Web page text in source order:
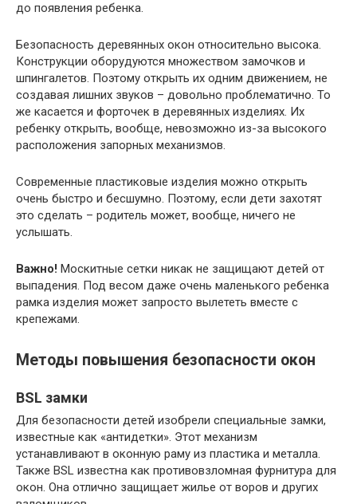
до появления ребенка.
Безопасность деревянных окон относительно высока.
Конструкции оборудуются множеством замочков и
шпингалетов. Поэтому открыть их одним движением, не
создавая лишних звуков – довольно проблематично. То
же касается и форточек в деревянных изделиях. Их
ребенку открыть, вообще, невозможно из-за высокого
расположения запорных механизмов.
Современные пластиковые изделия можно открыть
очень быстро и бесшумно. Поэтому, если дети захотят
это сделать – родитель может, вообще, ничего не
услышать.
Важно! Москитные сетки никак не защищают детей от
выпадения. Под весом даже очень маленького ребенка
рамка изделия может запросто вылететь вместе с
крепежами.
Методы повышения безопасности окон
BSL замки
Для безопасности детей изобрели специальные замки,
известные как «антидетки». Этот механизм
устанавливают в оконную раму из пластика и металла.
Также BSL известна как противовзломная фурнитура для
окон. Она отлично защищает жилье от воров и других